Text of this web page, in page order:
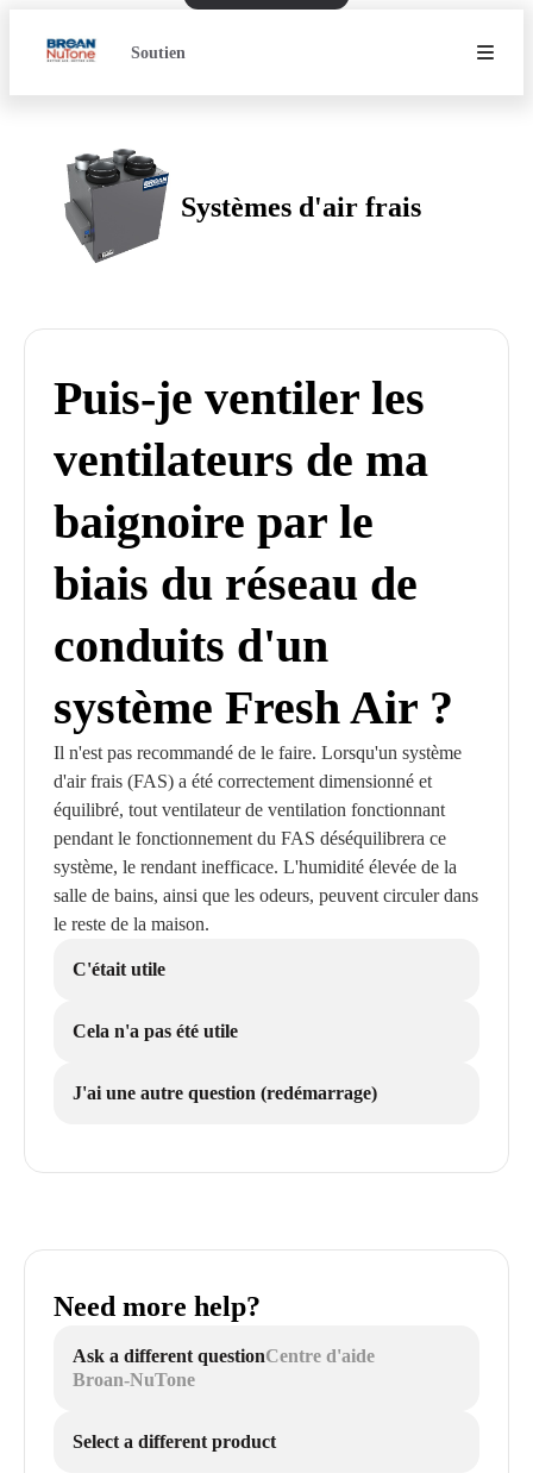
Soutien
Systèmes d'air frais
Puis-je ventiler les
ventilateurs de ma
baignoire par le
biais du réseau de
conduits d'un
système Fresh Air ?
Il n'est pas recommandé de le faire. Lorsqu'un système
d'air frais (FAS) a été correctement dimensionné et
équilibré, tout ventilateur de ventilation fonctionnant
pendant le fonctionnement du FAS déséquilibrera ce
système, le rendant inefficace. L'humidité élevée de la
salle de bains, ainsi que les odeurs, peuvent circuler dans
le reste de la maison.
C'était utile
Cela n'a pas été utile
J'ai une autre question (redémarrage)
Need more help?
Ask a different questionCentre d'aide
Broan-NuTone
Select a different product